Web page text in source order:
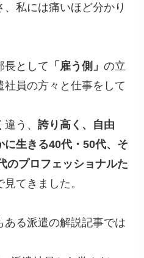
私には痛いほど分かり
長として 「雇う側」の立
員の方々と仕事をして
違う、誇り高く、自由
に生きる40代・50代、そ
のプロフェッショナルた
てきました。
ある派遣の解説記事では